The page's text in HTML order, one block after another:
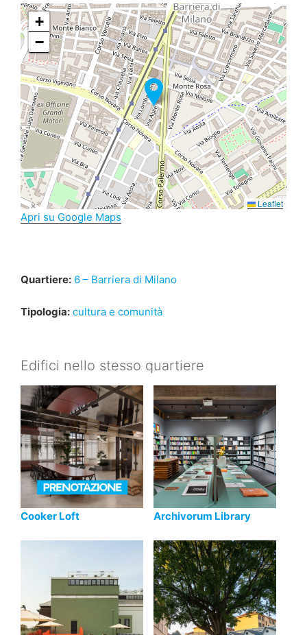
+
−
Leaflet
Apri su Google Maps
Quartiere: 6 – Barriera di Milano
Tipologia: cultura e comunità
Edifici nello stesso quartiere
Cooker Loft Archivorum Library